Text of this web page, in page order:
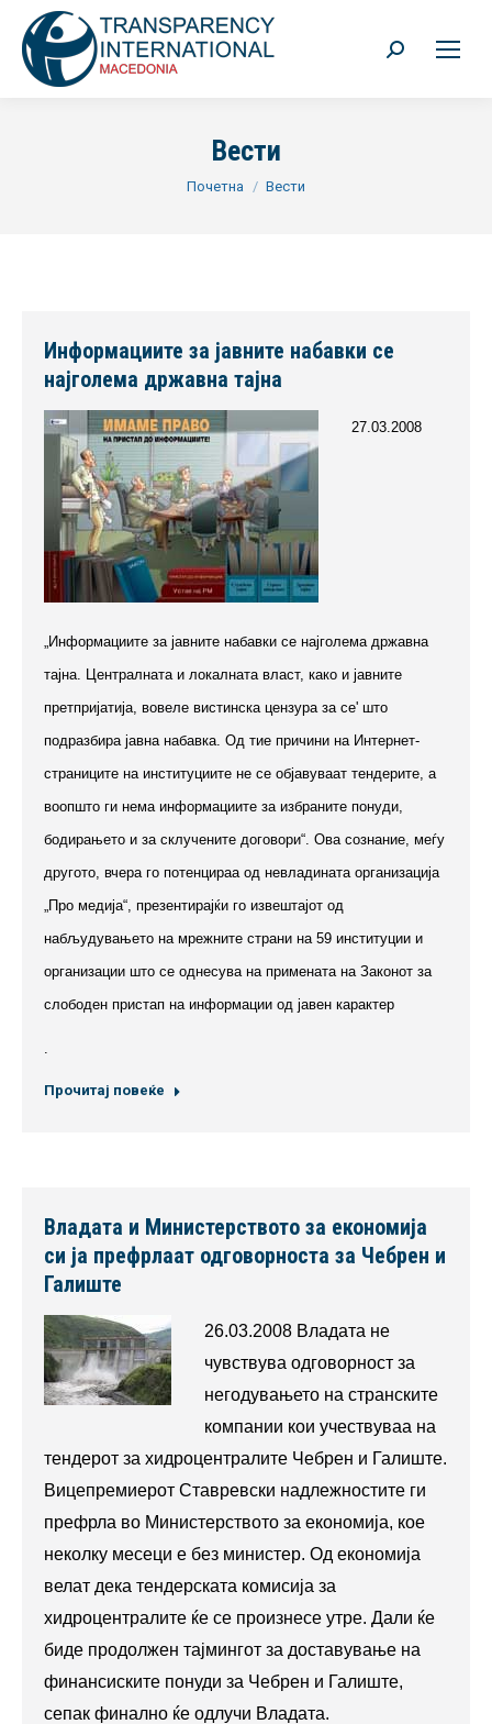
Search:
Вести
You are here:
Почетна Вести
Информациите за јавните набавки се
најголема државна тајна
27.03.2008
„Информациите за јавните набавки се најголема државна
тајна. Централната и локалната власт, како и јавните
претпријатија, вовеле вистинска цензура за се' што
подразбира јавна набавка. Од тие причини на Интернет-
страниците на институциите не се објавуваат тендерите, а
воопшто ги нема информациите за избраните понуди,
бодирањето и за склучените договори“. Ова сознание, меѓу
другото, вчера го потенцираа од невладината организација
„Про медија“, презентирајќи го извештајот од
набљудувањето на мрежните страни на 59 институции и
организации што се однесува на примената на Законот за
слободен пристап на информации од јавен карактер
.
Прочитај повеќе
Владата и Министерството за економија
си ја префрлаат одговорноста за Чебрен и
Галиште
26.03.2008 Владата не
чувствува одговорност за
негодувањето на странските
компании кои учествуваа на
тендерот за хидроцентралите Чебрен и Галиште.
Вицепремиерот Ставревски надлежностите ги
префрла во Министерството за економија, кое
неколку месеци е без министер. Од економија
велат дека тендерската комисија за
хидроцентралите ќе се произнесе утре. Дали ќе
биде продолжен тајмингот за доставување на
финансиските понуди за Чебрен и Галиште,
сепак финално ќе одлучи Владата.